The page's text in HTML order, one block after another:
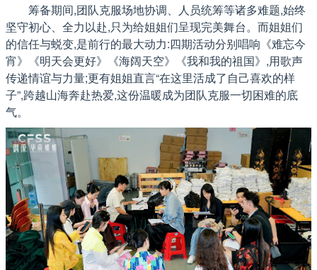
筹备期间,团队克服场地协调、人员统筹等诸多难题,始终
坚守初心、全力以赴,只为给姐姐们呈现完美舞台。而姐姐们
的信任与蜕变,是前行的最大动力:四期活动分别唱响《难忘今
宵》《明天会更好》《海阔天空》《我和我的祖国》,用歌声
传递情谊与力量;更有姐姐直言“在这里活成了自己喜欢的样
子”,跨越山海奔赴热爱,这份温暖成为团队克服一切困难的底
气。